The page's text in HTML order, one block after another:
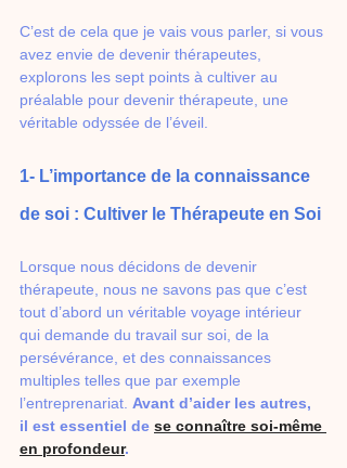
C’est de cela que je vais vous parler, si vous
avez envie de devenir thérapeutes,
explorons les sept points à cultiver au
préalable pour devenir thérapeute, une
véritable odyssée de l’éveil.
1- L’importance de la connaissance
de soi : Cultiver le Thérapeute en Soi
Lorsque nous décidons de devenir
thérapeute, nous ne savons pas que c’est
tout d’abord un véritable voyage intérieur
qui demande du travail sur soi, de la
persévérance, et des connaissances
multiples telles que par exemple
l’entreprenariat. Avant d’aider les autres,
il est essentiel de se connaître soi-même
en profondeur.